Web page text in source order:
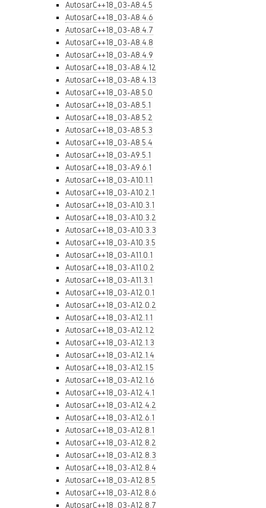
AutosarC++18_03-A8.4.5
AutosarC++18_03-A8.4.6
AutosarC++18_03-A8.4.7
AutosarC++18_03-A8.4.8
AutosarC++18_03-A8.4.9
AutosarC++18_03-A8.4.12
AutosarC++18_03-A8.4.13
AutosarC++18_03-A8.5.0
AutosarC++18_03-A8.5.1
AutosarC++18_03-A8.5.2
AutosarC++18_03-A8.5.3
AutosarC++18_03-A8.5.4
AutosarC++18_03-A9.5.1
AutosarC++18_03-A9.6.1
AutosarC++18_03-A10.1.1
AutosarC++18_03-A10.2.1
AutosarC++18_03-A10.3.1
AutosarC++18_03-A10.3.2
AutosarC++18_03-A10.3.3
AutosarC++18_03-A10.3.5
AutosarC++18_03-A11.0.1
AutosarC++18_03-A11.0.2
AutosarC++18_03-A11.3.1
AutosarC++18_03-A12.0.1
AutosarC++18_03-A12.0.2
AutosarC++18_03-A12.1.1
AutosarC++18_03-A12.1.2
AutosarC++18_03-A12.1.3
AutosarC++18_03-A12.1.4
AutosarC++18_03-A12.1.5
AutosarC++18_03-A12.1.6
AutosarC++18_03-A12.4.1
AutosarC++18_03-A12.4.2
AutosarC++18_03-A12.6.1
AutosarC++18_03-A12.8.1
AutosarC++18_03-A12.8.2
AutosarC++18_03-A12.8.3
AutosarC++18_03-A12.8.4
AutosarC++18_03-A12.8.5
AutosarC++18_03-A12.8.6
AutosarC++18_03-A12.8.7